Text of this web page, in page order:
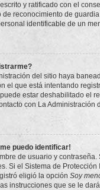
y ratificado con el
de reconocimiento de
identificable de un
del sitio haya
el que está intentando
estar deshabilitado el
con La Administración
puedo identificar!
de usuario y contraseña.
Si el Sistema de Protección
eligió la opción Soy
instrucciones que se le